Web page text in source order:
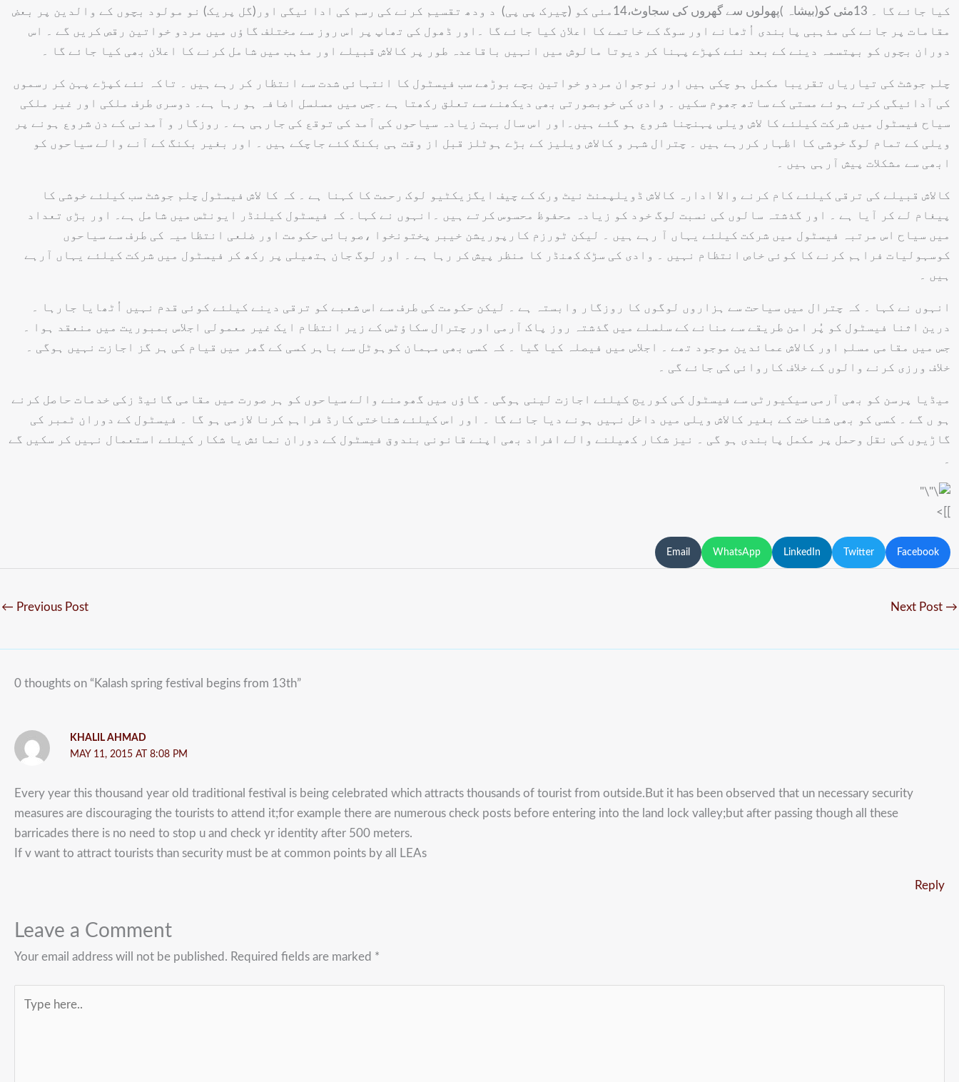
کیا جائے گا ۔ 13مئی کو(بیشاہ )پھولوں سے گھروں کی سجاوٹ،14مئی کو (چیرک پی پی) د ودھ تقسیم کرنے کی رسم کی ادا ئیگی اور(گل پریک) نو مولود بچوں کے والدین پر بعض
مقامات پر جانے کی مذہبی پابندی اُٹھانے اور سوگ کے خاتمے کا اعلان کیا جائے گا ۔اور ڈھول کی تھاپ پر اس روز سے مختلف گاؤں میں مردو خواتین رقص کریں گے ۔ اس
دوران بچوں کو بپتسمہ دینے کے بعد نئے کپڑے پہنا کر دیوتا مالوش میں انہیں باقاعدہ طور پر کالاش قبیلے اور مذہب میں شامل کرنے کا اعلان بھی کیا جائے گا ۔
چلم جوشٹ کی تیاریاں تقریبا مکمل ہو چکی ہیں اور نوجوان مردو خواتین بچے بوڑھے سب فیسٹول کا انتہائی شدت سے انتظار کر رہے ہیں ۔ تاکہ نئے کپڑے پہن کر رسموں
کی آدائیگی کرتے ہوئے مستی کے ساتھ جھوم سکیں ۔ وادی کی خوبصورتی بھی دیکھنے سے تعلق رکھتا ہے ۔جس میں مسلسل اضافہ ہو رہا ہے۔ دوسری طرف ملکی اور غیر ملکی
سیاح فیسٹول میں شرکت کیلئے کا لاش ویلی پہنچنا شروع ہو گئے ہیں۔اور اس سال بہت زیادہ سیاحوں کی آمد کی توقع کی جارہی ہے ۔ روزگار و آمدنی کے دن شروع ہونے پر
ویلی کے تمام لوگ خوشی کا اظہار کررہے ہیں ۔ چترال شہر و کالاش ویلیز کے بڑے ہوٹلز قبل از وقت ہی بکنگ کئے جاچکے ہیں ۔ اور بغیر بکنگ کے آنے والے سیاحوں کو
ابھی سے مشکلات پیش آرہی ہیں ۔
کالاش قبیلے کی ترقی کیلئے کام کرنے والا ادارہ کالاش ڈویلپمنٹ نیٹ ورک کے چیف ایگزیکٹیو لوک رحمت کا کہنا ہے ۔ کہ کا لاش فیسٹول چلم جوشٹ سب کیلئے خوشی کا
پیغام لے کر آیا ہے ۔ اور گذشتہ سالوں کی نسبت لوگ خود کو زیادہ محفوظ محسوس کرتے ہیں ۔انہوں نے کہا۔ کہ فیسٹول کیلنڈر ایونٹس میں شامل ہے۔ اور بڑی تعداد
میں سیاح اس مرتبہ فیسٹول میں شرکت کیلئے یہاں آ رہے ہیں ۔ لیکن ٹورزم کارپوریشن خیبر پختونخوا ،صوبائی حکومت اور ضلعی انتظامیہ کی طرف سے سیاحوں
کوسہولیات فراہم کرنے کا کوئی خاص انتظام نہیں ۔ وادی کی سڑک کھنڈر کا منظر پیش کر رہا ہے ۔ اور لوگ جان ہتھیلی پر رکھ کر فیسٹول میں شرکت کیلئے یہاں آرہے
ہیں ۔
انہوں نے کہا ۔ کہ چترال میں سیاحت سے ہزاروں لوگوں کا روزگار وابستہ ہے ۔ لیکن حکومت کی طرف سے اس شعبے کو ترقی دینے کیلئے کوئی قدم نہیں اُٹھایا جارہا ۔
درین اثنا فیسٹول کو پُر امن طریقے سے منانے کے سلسلے میں گذشتہ روز پاک آرمی اور چترال سکاؤٹس کے زیر انتظام ایک غیر معمولی اجلاس بمبوریت میں منعقد ہوا ۔
جس میں مقامی مسلم اور کالاش عمائدین موجود تھے ۔ اجلاس میں فیصلہ کیا گیا ۔ کہ کسی بھی مہمان کوہوٹل سے باہر کسی کے گھر میں قیام کی ہر گز اجازت نہیں ہوگی ۔
خلاف ورزی کرنے والوں کے خلاف کاروائی کی جائے گی ۔
میڈیا پرسن کو بھی آرمی سیکیورٹی سے فیسٹول کی کوریج کیلئے اجازت لینی ہوگی ۔ گاؤں میں گھومنے والے سیاحوں کو ہر صورت میں مقامی گائیڈ زکی خدمات حاصل کرنے
ہو ں گے ۔ کسی کو بھی شناخت کے بغیر کالاش ویلی میں داخل نہیں ہونے دیا جائے گا ۔ اور اس کیلئے شناختی کارڈ فراہم کرنا لازمی ہو گا ۔ فیسٹول کے دوران ٹمبر کی
گاڑیوں کی نقل وحمل پر مکمل پابندی ہو گی ۔ نیز شکار کھیلنے والے افراد بھی اپنے قانونی بندوق فیسٹول کے دوران نمائش یا شکار کیلئے استعمال نہیں کر سکیں گے
]]>
Facebook
Twitter
LinkedIn
WhatsApp
Email
← Previous Post Next Post →
0 thoughts on “Kalash spring festival begins from 13th”
KHALIL AHMAD
MAY 11, 2015 AT 8:08 PM
Every year this thousand year old traditional festival is being celebrated which attracts thousands of tourist from outside.But it has been observed that un necessary security
measures are discouraging the tourists to attend it;for example there are numerous check posts before entering into the land lock valley;but after passing though all these
barricades there is no need to stop u and check yr identity after 500 meters.
If v want to attract tourists than security must be at common points by all LEAs
Reply
Leave a Comment
Your email address will not be published. Required fields are marked *
here..